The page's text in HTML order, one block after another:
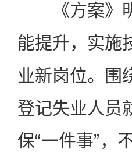
《方案》明
能提升，实施
业新岗位。围
登记失业人员
保“一件事”，